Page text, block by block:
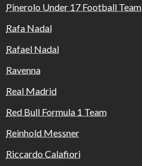
Pinerolo Under 17 Football Team
Rafa Nadal
Rafael Nadal
Ravenna
Real Madrid
Red Bull Formula 1 Team
Reinhold Messner
Riccardo Calafiori